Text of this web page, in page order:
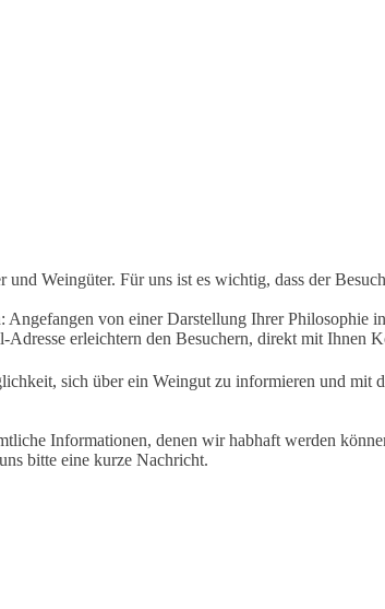
Weingüter. Für uns ist es wichtig, dass der
von einer Darstellung Ihrer
erleichtern den Besuchern, direkt mit Ihnen
sich über ein Weingut zu informieren und mit
Informationen, denen wir habhaft werden
bitte eine kurze Nachricht.